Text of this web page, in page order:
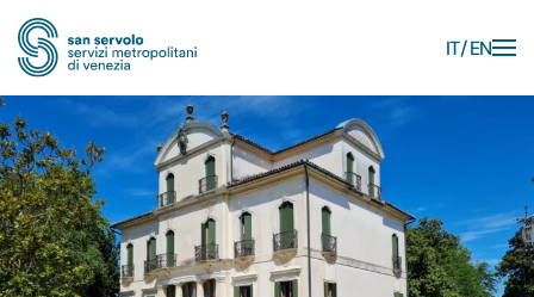
Skip to main content
IT EN